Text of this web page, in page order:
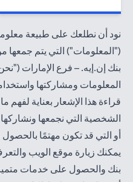
نود أن نطلعك على طبيعة
("المعلومات") التي يتم
بنك إن.إيه. – فرع الإمارات
المعلومات ومشاركتها
قراءة هذا الإشعار بعناية لفهم
الشخصية التي نجمعها ونشاركها
أو التي قد تكون مهتمًا بالحصول
يمكنك زيارة موقع الويب
بنك والحصول على خدمات